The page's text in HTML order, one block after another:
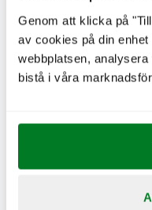
Genom att klicka på
av cookies på din
webbplatsen,
bistå i våra
PÅ